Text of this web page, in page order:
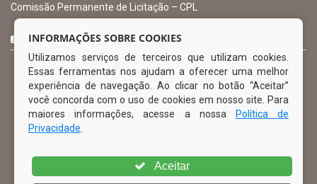
O Prefeito
Vice Prefeito
Ouvidoria Municipal
Serviço de Informação ao Cidadão – SIC
Chefe de Gabinete
Procuradoria Geral
Órgão de Controle Interno
Organograma
CURTA NOSSA FAN PAGE
INFORMAÇÕES SOBRE COOKIES
Utilizamos serviços de terceiros que utilizam cookies.
Essas ferramentas nos ajudam a oferecer uma melhor
experiência de navegação. Ao clicar no botão “Aceitar”
você concorda com o uso de cookies em nosso site. Para
maiores informações, acesse a nossa
Política de
Privacidade
Aceitar